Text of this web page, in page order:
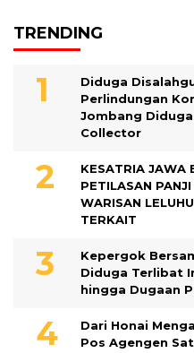
TRENDING
Diduga
Perlindungan
Jombang
Collector
KESATRIA JAWA
PETILASAN
WARISAN
TERKAIT
Kepergok
Diduga Terlibat
hingga Dugaan
Dari Honai
Pos Agengen